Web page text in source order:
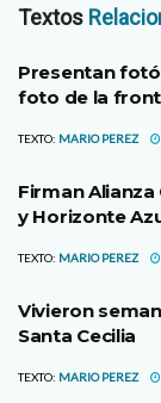
Textos
Presentan
foto de la
TEXTO: MARIO PEREZ
Firman Alianza
y Horizonte
TEXTO: MARIO PEREZ
Vivieron
Santa Cecilia
TEXTO: MARIO PEREZ